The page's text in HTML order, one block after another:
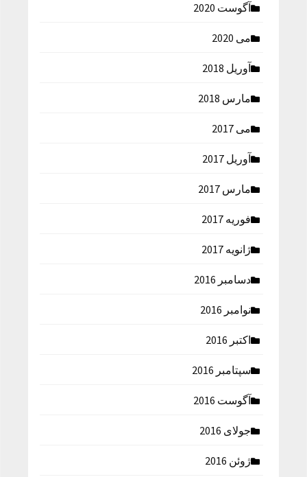
آگوست 2020
می 2020
آوریل 2018
مارس 2018
می 2017
آوریل 2017
مارس 2017
فوریه 2017
ژانویه 2017
دسامبر 2016
نوامبر 2016
اکتبر 2016
سپتامبر 2016
آگوست 2016
جولای 2016
ژوئن 2016